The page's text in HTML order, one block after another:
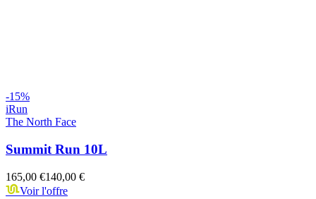
-15%
iRun
The North Face
Summit Run 10L
165,00 €140,00 €
Voir l'offre